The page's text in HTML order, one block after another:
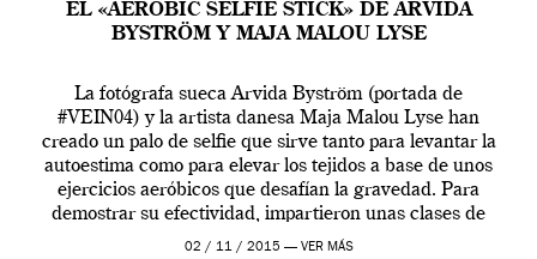
EL «AEROBIC SELFIE STICK» DE ARVIDA
BYSTRÖM Y MAJA MALOU LYSE
La fotógrafa sueca Arvida Byström (portada de
#VEIN04) y la artista danesa Maja Malou Lyse han
creado un palo de selfie que sirve tanto para levantar la
autoestima como para elevar los tejidos a base de unos
ejercicios aeróbicos que desafían la gravedad. Para
demostrar su efectividad, impartieron unas clases de
prueba en el Tate […]
02 / 11 / 2015 — VER MÁS